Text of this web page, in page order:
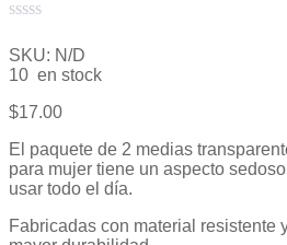
con
0
de
5
SKU: N/D
10 en stock
$17.00
El paquete de 2 medias
para mujer tiene un aspecto
usar todo el día.
Fabricadas con material resistente